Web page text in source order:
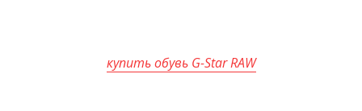
купить обувь G-Star RAW